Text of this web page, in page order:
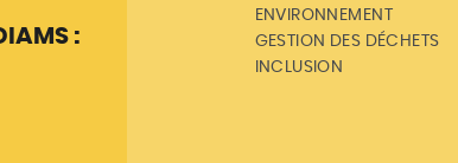
:
ENVIRONNEMENT
GESTION DES DÉCHETS
INCLUSION